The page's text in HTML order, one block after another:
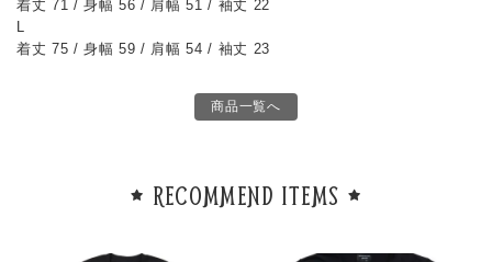
着丈 71 / 身幅 56 / 肩幅 51 / 袖丈 22
L
着丈 75 / 身幅 59 / 肩幅 54 / 袖丈 23
商品一覧へ
RECOMMEND ITEMS